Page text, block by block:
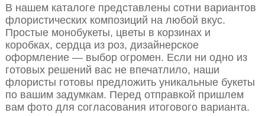
В нашем каталоге представлены сотни вариантов
флористических композиций на любой вкус.
Простые монобукеты, цветы в корзинах и
коробках, сердца из роз, дизайнерское
оформление — выбор огромен. Если ни одно из
готовых решений вас не впечатлило, наши
флористы готовы предложить уникальные букеты
по вашим задумкам. Перед отправкой пришлем
вам фото для согласования итогового варианта.